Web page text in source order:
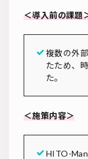
＜導入前の課題
複数の外
たため、
た。
＜施策内容＞
HITO-